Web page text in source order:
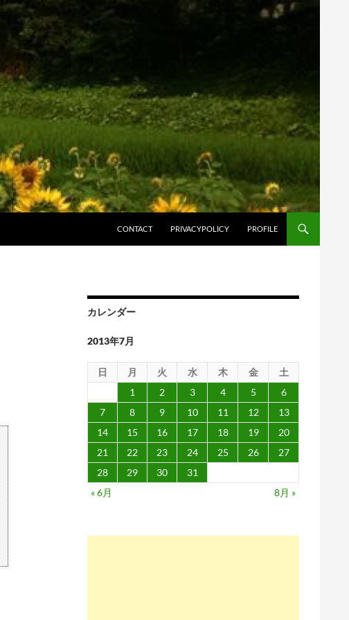
CONTACT
PRIVACYPOLICY PROFILE
カレンダー
2013年7月
日 月 火 水 木 金
土
1
2 3 4 5
6
7
8 9 10 11 12
13
14
15 16 17 18 19
20
21
22 23 24 25 26
27
28
29 30
31
« 6月
8月 »